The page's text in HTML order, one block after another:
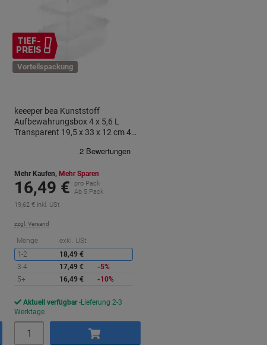
sparen
TIEF-
PREIS
Vorteilspackung
keeeper bea Kunststoff
Aufbewahrungsbox 4 x 5,6 L
Transparent 19,5 x 33 x 12 cm 4
Mehr Kaufen, Mehr Sparen
16,49 €
pro Pack
Ab 5 Pack
19,62 € inkl. USt
zzgl. Versand
Menge exkl. USt
1-2
18,49 €
3-4
17,49 €
-5%
5+
16,49 € -10%
Aktuell verfügbar Lieferung 2-3
Werktage